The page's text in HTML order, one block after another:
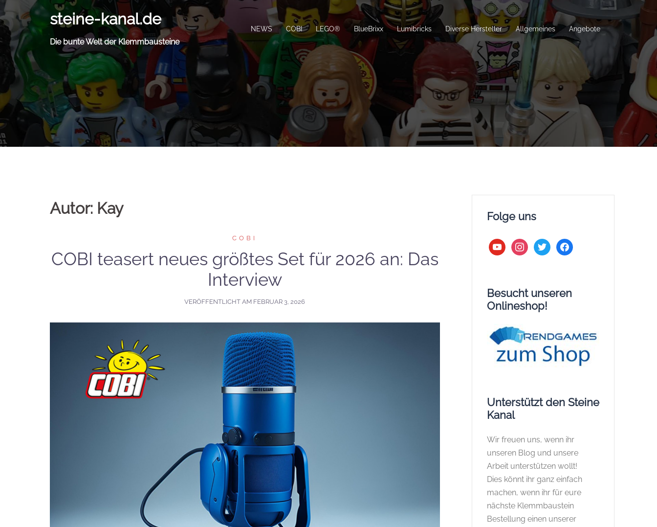
Zum
Inhalt
springen
steine-kanal.de
Die bunte Welt der Klemmbausteine
NEWS COBI LEGO® BlueBrixx Lumibricks Diverse Hersteller Allgemeines Angebote
Autor: Kay
COBI
COBI teasert neues größtes Set für 2026 an: Das
Interview
VERÖFFENTLICHT AM FEBRUAR 3, 2026
Folge uns
youtubeinstagram
twitter facebook
Besucht unseren
Onlineshop!
Unterstützt den Steine
Kanal
Wir freuen uns, wenn ihr
unseren Blog und unsere
Arbeit unterstützen wollt!
Dies könnt ihr ganz einfach
machen, wenn ihr für eure
nächste Klemmbaustein
Bestellung einen unserer